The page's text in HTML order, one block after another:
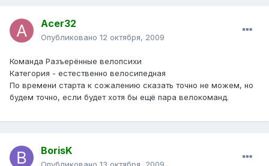
Acer32
Опубликовано 12 октября, 2009
Команда Разъерённые велопсихи
Категория - естественно велосипедная
По времени старта к сожалению сказать точно не можем, но
будем точно, если будет хотя бы ещё пара велокоманд.
BorisK